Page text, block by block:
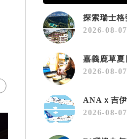
2026-08-07
2026-08-07
2026-08-07